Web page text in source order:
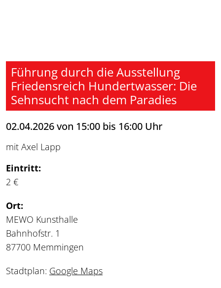
Führung durch die Ausstellung
Friedensreich Hundertwasser: Die
Sehnsucht nach dem Paradies
02.04.2026 von 15:00 bis 16:00 Uhr
mit Axel Lapp
Eintritt:
2 €
Ort:
MEWO Kunsthalle
Bahnhofstr. 1
87700 Memmingen
Stadtplan: Google Maps